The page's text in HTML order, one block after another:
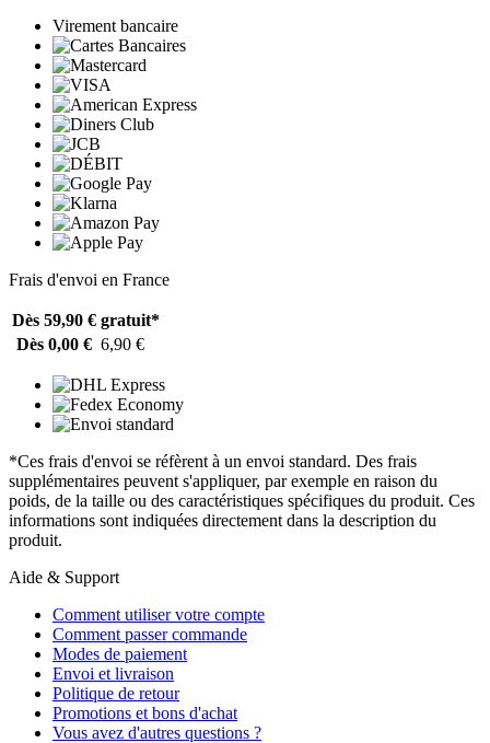
Virement bancaire
Frais d'envoi en France
Dès 59,90 € gratuit*
Dès 0,00 € 6,90 €
*Ces frais d'envoi se réfèrent à un envoi standard. Des frais
supplémentaires peuvent s'appliquer, par exemple en raison du
poids, de la taille ou des caractéristiques spécifiques du produit. Ces
informations sont indiquées directement dans la description du
produit.
Aide & Support
Comment utiliser votre compte
Comment passer commande
Modes de paiement
Envoi et livraison
Politique de retour
Promotions et bons d'achat
Vous avez d'autres questions ?